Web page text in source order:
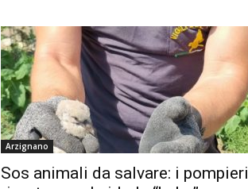
Arzignano
Sos animali da salvare: i pompieri